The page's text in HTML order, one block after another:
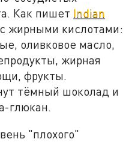
Как пишет Indian
жирными кислотами:
оливковое масло,
жирная
фрукты.
тёмный шоколад и
глюкан.
"плохого"